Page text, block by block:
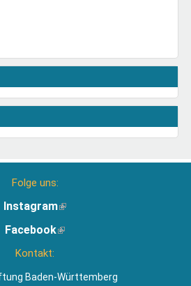
Folge uns:
Instagram(Link
extern)
Facebook(Link
Kontakt:
Baden-Württemberg